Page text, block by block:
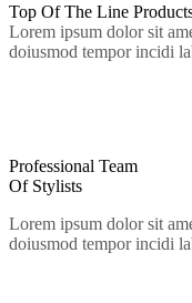
Top Of The Line
Lorem ipsum dolor sit
doiusmod tempor incidi
Professional Team
Of Stylists
Lorem ipsum dolor sit
doiusmod tempor incidi